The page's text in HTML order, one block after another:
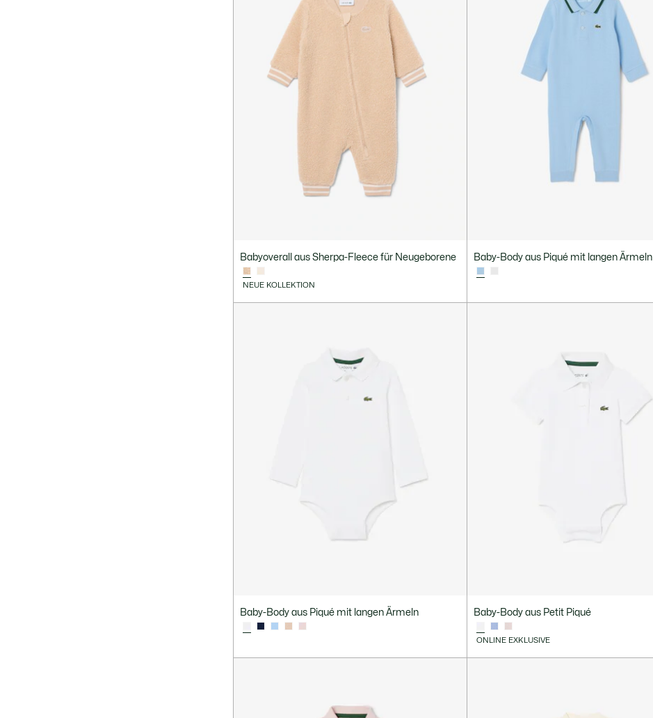
Babyoverall aus Sherpa-Fleece für Neugeborene
NEUE KOLLEKTION
Baby-Body aus Piqué mit langen Ärmeln
Baby-Body aus Piqué mit langen Ärmeln Baby-Body aus Petit Piqué
ONLINE EXKLUSIVE